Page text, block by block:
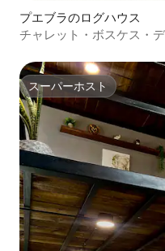
プエブラのログハウス
チャレット・ボスケス・
スーパーホスト
スーパーホスト